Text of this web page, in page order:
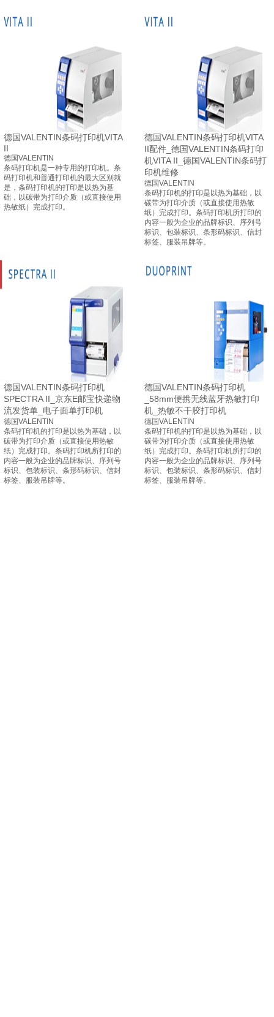
德国VALENTIN条码打印机VITA
II
德国VALENTIN
条码打印机是一种专用的打印机。条
码打印机和普通打印机的最大区别就
是，条码打印机的打印是以热为基
础，以碳带为打印介质（或直接使用
热敏纸）完成打印。
德国VALENTIN条码打印机VITA
II配件_德国VALENTIN条码打印
机VITA II_德国VALENTIN条码打
印机维修
德国VALENTIN
条码打印机的打印是以热为基础，以
碳带为打印介质（或直接使用热敏
纸）完成打印。条码打印机所打印的
内容一般为企业的品牌标识、序列号
标识、包装标识、 条形码标识、信封
标签、服装吊牌等。
德国VALENTIN条码打印机
SPECTRA II_京东E邮宝快递物
流发货单_电子面单打印机
德国VALENTIN
条码打印机的打印是以热为基础，以
碳带为打印介质（或直接使用热敏
纸）完成打印。条码打印机所打印的
内容一般为企业的品牌标识、序列号
标识、包装标识、 条形码标识、信封
标签、服装吊牌等。
德国VALENTIN条码打印机
_58mm便携无线蓝牙热敏打印
机_热敏不干胶打印机
德国VALENTIN
条码打印机的打印是以热为基础，以
碳带为打印介质（或直接使用热敏
纸）完成打印。条码打印机所打印的
内容一般为企业的品牌标识、序列号
标识、包装标识、 条形码标识、信封
标签、服装吊牌等。